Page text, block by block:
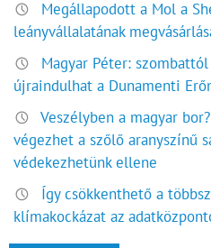
Megállapodott a Mol a
leányvállalatának
Magyar Péter:
újraindulhat a Dunamenti
Veszélyben a magyar
végezhet a szőlő aranyszínű
védekezhetünk ellene
Így csökkenthető a
klímakockázat az